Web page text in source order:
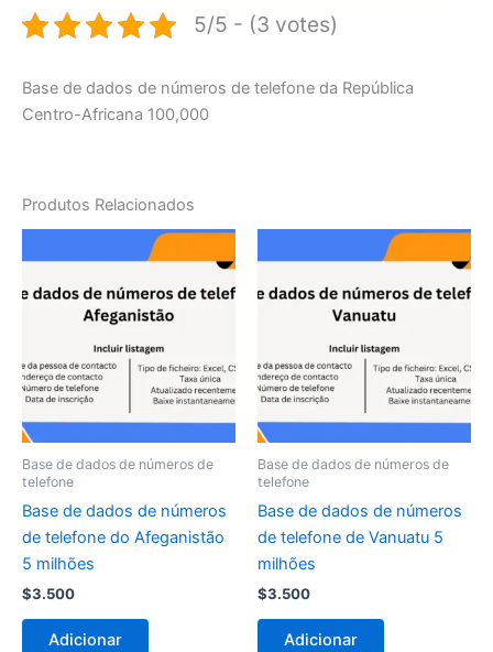
5/5 - (3 votes)
Base de dados de números de telefone da República
Centro-Africana 100,000
Produtos Relacionados
Base de dados de números de
telefone
Base de dados de números
de telefone do Afeganistão
5 milhões
$3.500
Adicionar
Base de dados de números de
telefone
Base de dados de números
de telefone de Vanuatu 5
milhões
$3.500
Adicionar